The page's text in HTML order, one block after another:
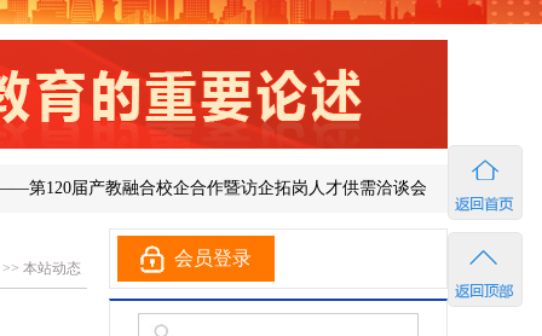
届产教融合校企合作暨访企拓岗人才供需洽谈会在济南成功举办
>> 本站动态 会员登录